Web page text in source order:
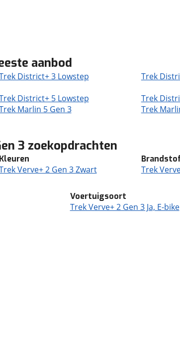
aanbod
District+ 3 Lowstep
Trek
District+ 5 Lowstep
Trek
Marlin 5 Gen 3
Trek
3 zoekopdrachten
Kleuren
Verve+ 2 Gen 3 Zwart Trek
Voertuigsoort
Trek Verve+ 2 Gen 3 Ja, E-bike